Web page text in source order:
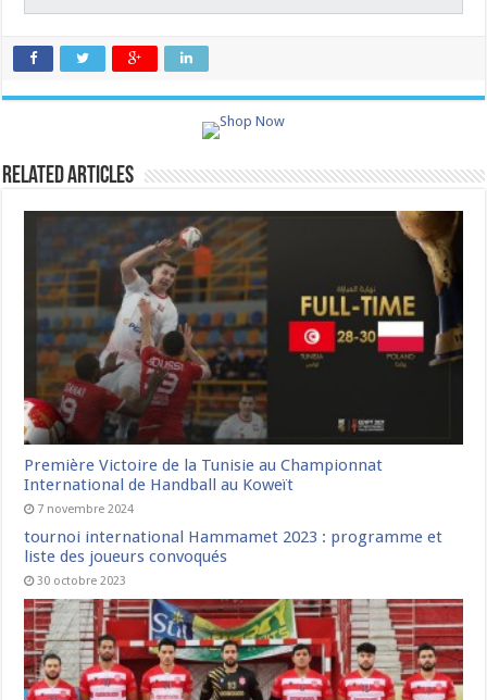
Related Articles
Première Victoire de la Tunisie au Championnat
International de Handball au Koweït
7 novembre 2024
tournoi international Hammamet 2023 : programme et
liste des joueurs convoqués
30 octobre 2023